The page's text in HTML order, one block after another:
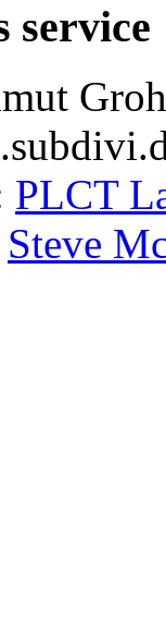
service
PLCT
Steve